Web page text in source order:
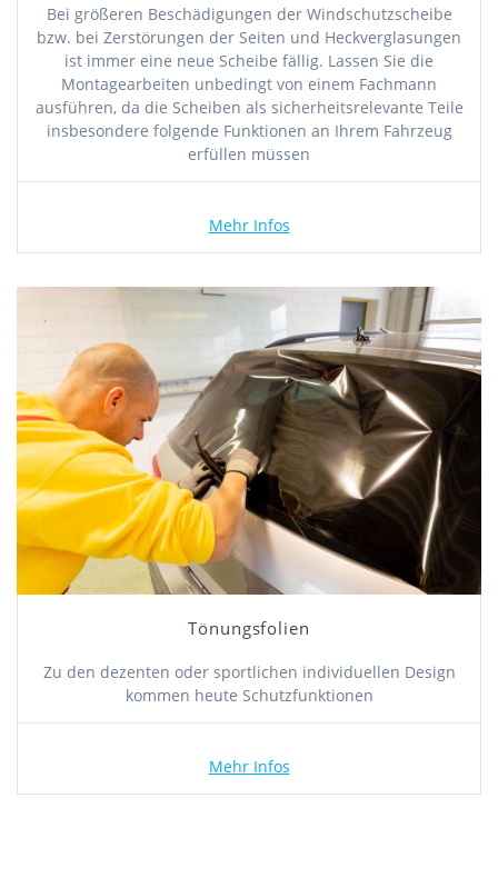
Bei größeren Beschädigungen der Windschutzscheibe
bzw. bei Zerstörungen der Seiten und Heckverglasungen
ist immer eine neue Scheibe fällig. Lassen Sie die
Montagearbeiten unbedingt von einem Fachmann
ausführen, da die Scheiben als sicherheitsrelevante Teile
insbesondere folgende Funktionen an Ihrem Fahrzeug
erfüllen müssen
Mehr Infos
Tönungsfolien
Zu den dezenten oder sportlichen individuellen Design
kommen heute Schutzfunktionen
Mehr Infos